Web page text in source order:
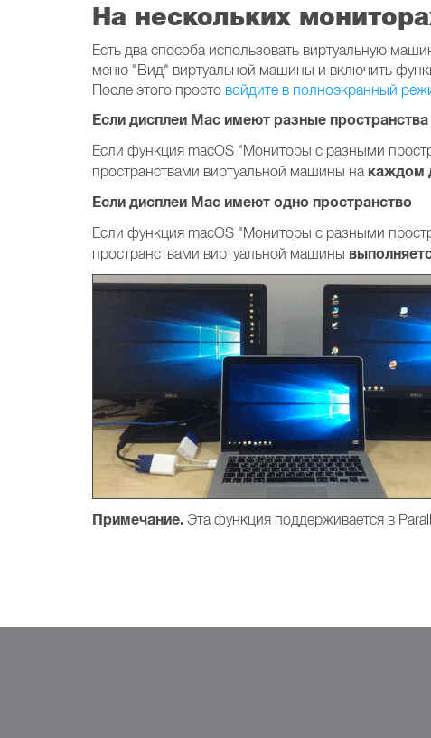
На нескольких
Есть два способа использовать виртуальную
меню "Вид" виртуальной машины и включить
После этого просто войдите в полноэкранный
Если дисплеи Mac имеют разные пространства
Если функция macOS "Мониторы с разными
пространствами виртуальной машины на каждом
Если дисплеи Mac имеют одно пространство
Если функция macOS "Мониторы с разными
пространствами виртуальной машины
Примечание. Эта функция поддерживается в